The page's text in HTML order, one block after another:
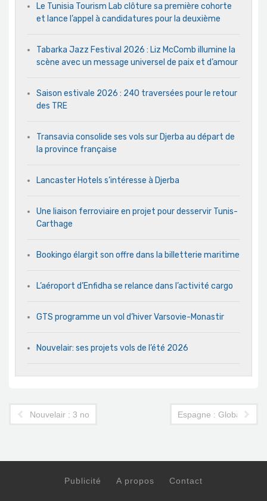
Le Tunisia Tourism Lab clôture sa première cohorte
et lance l’appel à candidatures pour la deuxième
Tabarka Jazz Festival 2026 : Liz McComb illumine la
scène avec un message universel de paix et d’amour
Saison estivale 2026 : 240 traversées pour le retour
des TRE
Transavia consolide ses vols sur Djerba au départ de
la province française
Lancaster Hotels s’intéresse à Djerba
Une liaison ferroviaire en projet pour desservir Tunis-
Carthage
Bookingo élargit son offre dans la billetterie maritime
L’aéroport d’Enfidha se relance dans l’activité cargo
GTS programme un vol d’hiver Varsovie-Monastir
Nouvelair: ses projets vols de l’été 2026
Nouvelair : 3 nouveaux avions pour assurer son programme
Espagne : Globalia
Publicité A propos Contact